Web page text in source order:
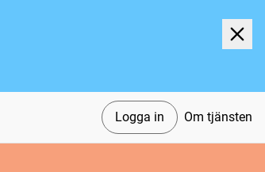
Logga in Om tjänsten